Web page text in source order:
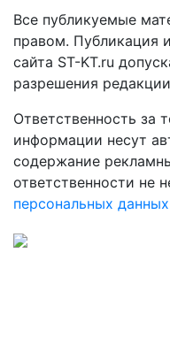
Все публикуемые
правом. Публикация
сайта ST-KT.ru
разрешения
Ответственность за
информации несут
содержание
ответственности не
персональных данных